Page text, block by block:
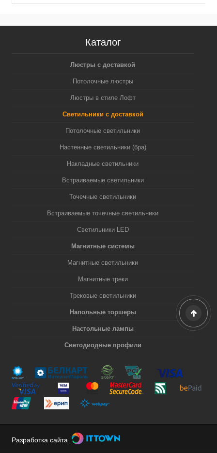
Каталог
Люстры с доставкой
Потолочные люстры
Люстры в стиле Лофт
Светильники с доставкой
Потолочные светильники
Настенные светильники (бра)
Накладные светильники
Встраиваемые светильники
Точечные светильники
Встраиваемые точечные светильники
Светильники LED
Магнитные системы
Магнитные светильники
Магнитные треки
Трековые светильники
Напольные торшеры
Настольные лампы
Светодиодные профили
Разработка сайта